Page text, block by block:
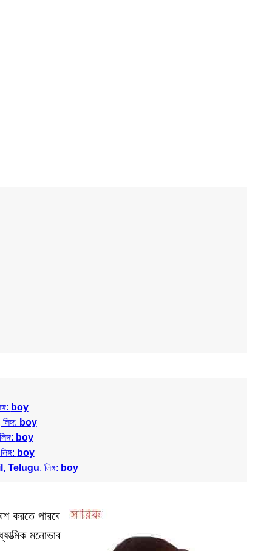
boy
boy
boy
boy
Telugu, লিঙ্গ: boy
করতে পারবে
মনোভাব